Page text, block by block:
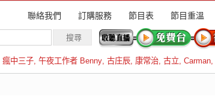
聯絡我們 訂購服務 節目表 節目重溫
瘋中三子, 午夜工作者 Benny, 古庄辰, 康常治, 古立, Carman,